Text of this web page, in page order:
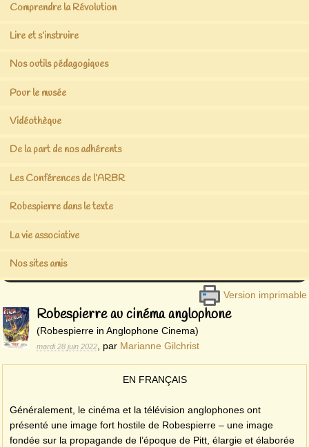
Comprendre la Révolution
Lire et s’instruire
Nos outils pédagogiques
Pour le musée
Vidéothèque
De la part de nos adhérents
Les Conférences de l’ARBR
Robespierre dans le texte
La vie associative
Nos sites amis
Version imprimable
Robespierre au cinéma anglophone
(Robespierre in Anglophone Cinema)
mardi 28 juin 2022 par Marianne Gilchrist
EN FRANÇAIS
Généralement, le cinéma et la télévision anglophones ont
présenté une image fort hostile de Robespierre – une image
fondée sur la propagande de l’époque de Pitt, élargie et élaborée